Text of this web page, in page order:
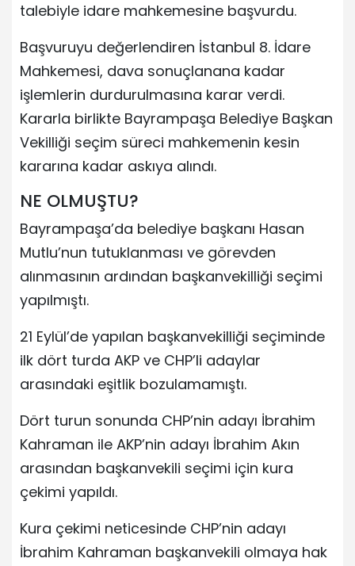
talebiyle idare mahkemesine başvurdu.
Başvuruyu değerlendiren İstanbul 8. İdare
Mahkemesi, dava sonuçlanana kadar
işlemlerin durdurulmasına karar verdi.
Kararla birlikte Bayrampaşa Belediye Başkan
Vekilliği seçim süreci mahkemenin kesin
kararına kadar askıya alındı.
NE OLMUŞTU?
Bayrampaşa’da belediye başkanı Hasan
Mutlu’nun tutuklanması ve görevden
alınmasının ardından başkanvekilliği seçimi
yapılmıştı.
21 Eylül’de yapılan başkanvekilliği seçiminde
ilk dört turda AKP ve CHP’li adaylar
arasındaki eşitlik bozulamamıştı.
Dört turun sonunda CHP’nin adayı İbrahim
Kahraman ile AKP’nin adayı İbrahim Akın
arasından başkanvekili seçimi için kura
çekimi yapıldı.
Kura çekimi neticesinde CHP’nin adayı
İbrahim Kahraman başkanvekili olmaya hak